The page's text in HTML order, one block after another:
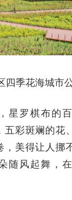
四季花海城市
罗棋布的百
五彩斑斓的花
，美得让人挪
随风起舞，